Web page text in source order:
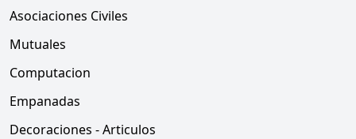
Asociaciones Civiles
Mutuales
Computacion
Empanadas
Decoraciones - Articulos